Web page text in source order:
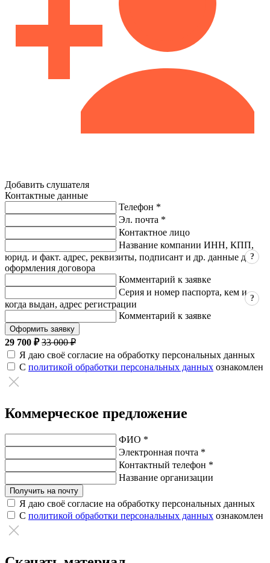
Добавить слушателя
Контактные данные
Телефон *
Эл. почта *
Контактное лицо
Название компании ИНН, КПП,
юрид. и факт. адрес, реквизиты, подписант и др. данные для
оформления договора
?
Комментарий к заявке
Серия и номер паспорта, кем и
когда выдан, адрес регистрации
?
Комментарий к заявке
Оформить заявку
29 700 ₽ 33 000 ₽
Я даю своё согласие на обработку персональных данных
С политикой обработки персональных данных ознакомлен
Коммерческое предложение
ФИО *
Электронная почта *
Контактный телефон *
Название организации
Получить на почту
Я даю своё согласие на обработку персональных данных
С политикой обработки персональных данных ознакомлен